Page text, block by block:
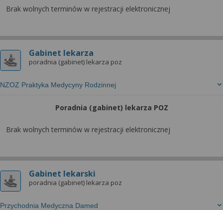
Brak wolnych terminów w rejestracji elektronicznej
Gabinet lekarza
poradnia (gabinet) lekarza poz
NZOZ Praktyka Medycyny Rodzinnej
Poradnia (gabinet) lekarza POZ
Brak wolnych terminów w rejestracji elektronicznej
Gabinet lekarski
poradnia (gabinet) lekarza poz
Przychodnia Medyczna Damed
możesz też wycofać zgodę na przetwarzanie Twoich
dowiedzieć się więcej lub chcesz przeprowadzić
konfigurację szczegółową, to możesz tego dokonać
za pomocą „Ustawień zaawansowanych”.
narzędzi zewnętrznych w naszym serwisie